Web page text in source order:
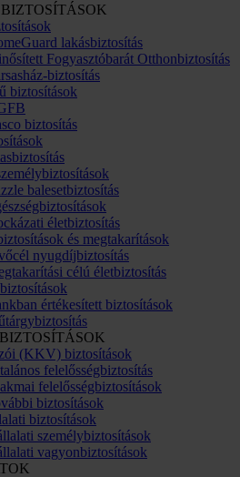
lakásbiztosítás
Fogyasztóbarát Otthonbiztosítás
biztosítás
biztosítások
biztosítás
balesetbiztosítás
életbiztosítás
és megtakarítások
nyugdíjbiztosítás
célú életbiztosítás
értékesített biztosítások
(KKV) biztosítások
felelősségbiztosítás
felelősségbiztosítások
biztosítások
biztosítások
személybiztosítások
vagyonbiztosítások